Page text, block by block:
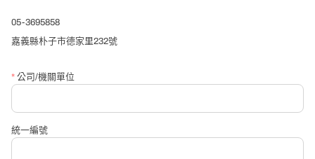
*公司/單位名稱
05-3695858
嘉義縣朴子市德家里232號
* 公司/機關單位
統一編號